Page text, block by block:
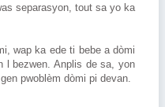
separasyon, tout sa yo ka
l bezwen. Anplis de sa, yon
pwoblèm dòmi pi devan.